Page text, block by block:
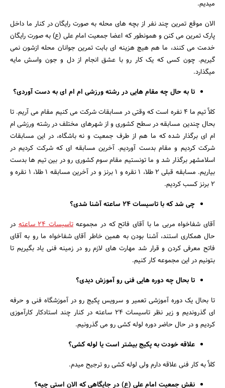
میدیم.
الان موقع تمرین چند نفر از بچه های محله به صورت رایگان در کنار ما داخل
پارک تمرین می کنن و همونطور که اعضا جمعیت امام علی (ع) به صورت رایگان
خدمت می کنند، ما هم هیچ هزینه ای بابت تمرین جوانان محله ازشون نمی
گیریم. چون کسی که یک کار رو با عشق انجام از دل و جون واسش مایه
میگذارد.
تا به حال چه مقام هایی در رشته ورزشی ام ام ای به دست آوردی؟
کلاً تیم ما 4 نفره است که وقتی در مسابقات شرکت می کنیم مقام می آریم. تا
بحال چندین مسابقه در سطح کشوری و از شهرهای مختلف در رشته ورزشی ام
ام ای برگذار شده که ما هم از طرف جمعیت و نه باشگاه، در این مسابقات
شرکت کردیم و مقام بدست آوردیم. آخرین مسابقه ای که شرکت کردیم در
اسلامشهر برگذار شد و ما تونستیم مقام سوم کشوری رو در بین تیم ها بدست
بیاریم. مسابقه قبلی 2 طلا، 1 نقره و 1 برنز و در آخرین مسابقه 1 طلا، 1 نقره و
2 برنز کسب کردیم.
چی شد که با تاسیسات 24 ساعته آشنا شدی؟
آقای شفاخواه مربی ما با آقای فاتح که در مجموعهتاسیسات 24 ساعته
در
حال همکاری استند، آشنا بودن به همین خاطر آقای شفاخواه ما رو به آقای
فاتح معرفی کردن و قرار شد مهارت های لازم رو در زمینه فنی یاد بگیریم تا
بتونیم در این مجموعه کار کنیم.
تا بحال چه دوره هایی فنی رو آموزش دیدی؟
تا بحال یک دوره آموزشی تعمیر و سرویس پکیج رو در آموزشگاه فنی و حرفه
ای گذروندیم و زیر نظر تاسیسات 24 ساعته در کنار چند استادکار کارآموزی
کردیم و در حال حاضر دوره لوله کشی رو می گذرونیم.
علاقه خودت به پکیج بیشتر است یا لوله کشی؟
کلاً به کار فنی علاقه دارم ولی لوله کشی رو ترجیح میدم.
نقش جمعیت امام علی (ع) در جایگاهی که الان استی چیه؟